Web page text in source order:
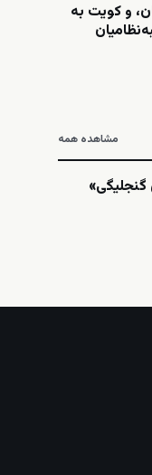
و کویت به
مشاهده همه